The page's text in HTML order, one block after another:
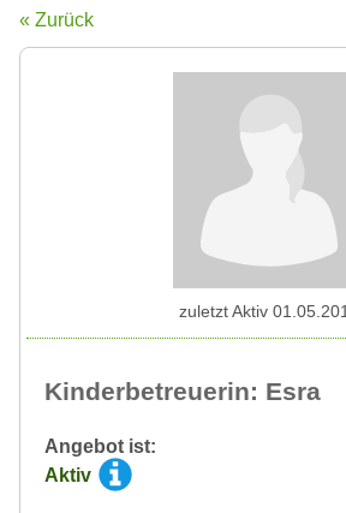
« Zurück
Kinderbetreuerin: Esra
Angebot ist:
Aktiv
zuletzt Aktiv